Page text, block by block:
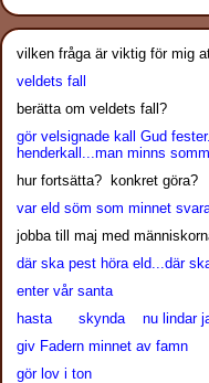
vilken fråga är viktig för mig
veldets fall
berätta om veldets fall?
gör velsignade kall Gud
henderkall...man minns
hur fortsätta? konkret göra?
var eld söm som minnet
jobba till maj med
där ska pest höra eld...där
enter vår santa
hasta skynda nu lindar
giv Fadern minnet av famn
gör lov i ton